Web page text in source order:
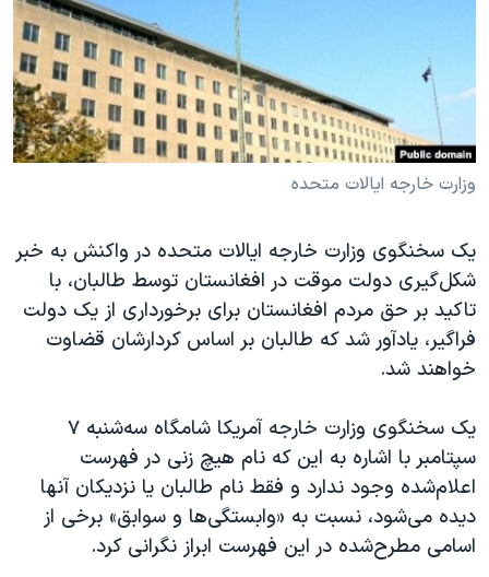
حقوق شهروندی
اقتصادی
علم و فناوری
اسرائیل در جنگ
آرشیو پخش زنده
انتخابات ریاست جمهوری آمریکا ۲۰۲۴
حمله جمهوری اسلامی به اسرائیل
رمز مهسا
ورزش زنان در ایران
مجموعه مستندهای دادخواهی
تریبونال مردمی آبان ۹۸
دادگاه حمید نوری
چهل سال گروگان‌گیری
قانون شفافیت دارائی کادر رهبری ایران
اعتراضات مردمی آبان ۹۸
اسرائیل در جنگ
نرگس محمدی برنده جایزه نوبل صلح
زبانهای مختلف
وزارت خارجه ایالات متحده
یک سخنگوی وزارت خارجه ایالات متحده در واکنش به خبر
شکل‌گیری دولت موقت در افغانستان توسط طالبان، با
تاکید بر حق مردم افغانستان برای برخورداری از یک دولت
فراگیر، یادآور شد که طالبان بر اساس کردارشان قضاوت
خواهند شد.
یک سخنگوی وزارت خارجه آمریکا شامگاه سه‌شنبه ۷
سپتامبر با اشاره به این که نام هیچ زنی در فهرست
اعلام‌شده وجود ندارد و فقط نام طالبان یا نزدیکان آنها
دیده می‌شود، نسبت به «وابستگی‌ها و سوابق»‌ برخی از
اسامی مطرح‌شده در این فهرست ابراز نگرانی کرد.